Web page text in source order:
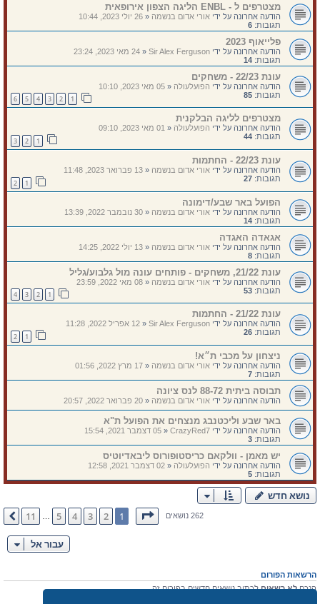
מצטרפים ל - ENBL הליגה הצפון אירופאית
הודעה אחרונה על ידי אורי אדום בנשמה«26 יולי 2023, 10:44
תגובות: 6
פלייאוף 2023
הודעה אחרונה על ידי Sir Alex Ferguson
«24 מאי 2023, 23:24
תגובות: 14
עונת 22/23 - משחקים
הודעה אחרונה על ידי הפועלעולה«05 מאי 2023, 10:10
תגובות: 85
2
3
4
5
6
מצטרפים לליגה הבלקנית
הודעה אחרונה על ידי הפועלעולה«01 מאי 2023, 09:10
תגובות: 44
2
3
עונת 22/23 - החתמות
הודעה אחרונה על ידי אורי אדום בנשמה«13 פברואר 2023, 11:48
תגובות: 27
2
הפועל באר שבע/דימונה
הודעה אחרונה על ידי אורי אדום בנשמה«30 נובמבר 2022, 13:39
תגובות: 14
אגאדה האגדה
הודעה אחרונה על ידי אורי אדום בנשמה«13 יולי 2022, 14:25
תגובות: 8
עונת 21/22, משחקים - פותחים עונה מול גלבוע/גליל
הודעה אחרונה על ידי אורי אדום בנשמה«08 מאי 2022, 23:59
תגובות: 53
2
3
4
עונת 21/22 - החתמות
הודעה אחרונה על ידי Sir Alex Ferguson
«12 אפריל 2022, 11:28
תגובות: 26
2
ניצחון על מכבי ת״א!
הודעה אחרונה על ידי אורי אדום בנשמה«17 מרץ 2022, 01:56
תגובות: 7
תבוסה ביתית 88-72 לנס ציונה
הודעה אחרונה על ידי אורי אדום בנשמה«20 פברואר 2022, 20:57
באר שבע וליכטנבג מנצחים את הפועל ת"א
הודעה אחרונה על ידי CrazyRed7
«05 דצמבר 2021, 15:54
תגובות: 3
יש מאמן - וולקאם כריסטופורוס ליבאדיוטיס
הודעה אחרונה על ידי הפועלעולה«02 דצמבר 2021, 12:58
תגובות: 5
נושא חדש
262 נושאיםדף1מתוך11
1
2
3
4
5
11 הבא
עבור אל
הרשאות הפורום
הנכםלא רשאיםלכתוב נושאים חדשים בפורום זה